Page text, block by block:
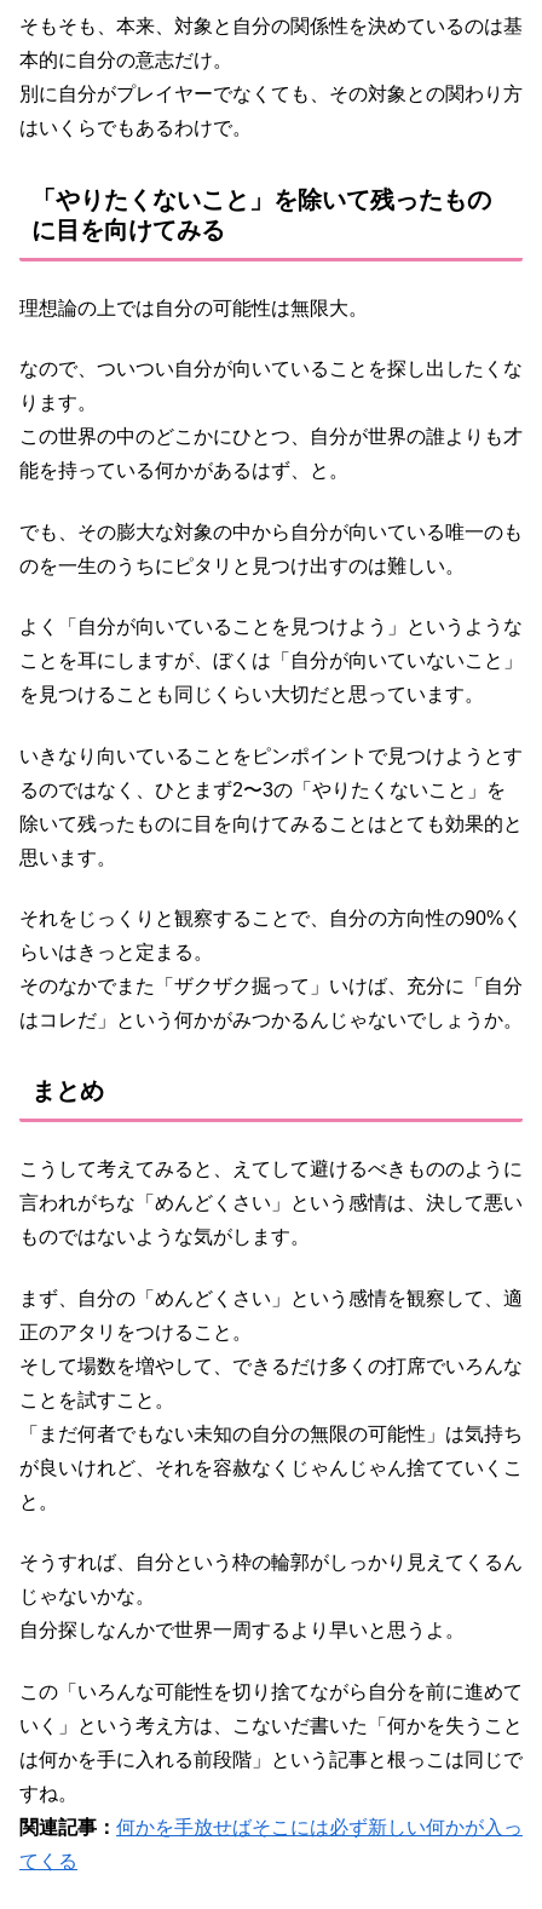
そもそも、本来、対象と自分の関係性を決めているのは基
本的に自分の意志だけ。
別に自分がプレイヤーでなくても、その対象との関わり方
はいくらでもあるわけで。
「やりたくないこと」を除いて残ったもの
に目を向けてみる
理想論の上では自分の可能性は無限大。
なので、ついつい自分が向いていることを探し出したくな
ります。
この世界の中のどこかにひとつ、自分が世界の誰よりも才
能を持っている何かがあるはず、と。
でも、その膨大な対象の中から自分が向いている唯一のも
のを一生のうちにピタリと見つけ出すのは難しい。
よく「自分が向いていることを見つけよう」というような
ことを耳にしますが、ぼくは「自分が向いていないこと」
を見つけることも同じくらい大切だと思っています。
いきなり向いていることをピンポイントで見つけようとす
るのではなく、ひとまず2〜3の「やりたくないこと」を
除いて残ったものに目を向けてみることはとても効果的と
思います。
それをじっくりと観察することで、自分の方向性の90%く
らいはきっと定まる。
そのなかでまた「ザクザク掘って」いけば、充分に「自分
はコレだ」という何かがみつかるんじゃないでしょうか。
まとめ
こうして考えてみると、えてして避けるべきもののように
言われがちな「めんどくさい」という感情は、決して悪い
ものではないような気がします。
まず、自分の「めんどくさい」という感情を観察して、適
正のアタリをつけること。
そして場数を増やして、できるだけ多くの打席でいろんな
ことを試すこと。
「まだ何者でもない未知の自分の無限の可能性」は気持ち
が良いけれど、それを容赦なくじゃんじゃん捨てていくこ
と。
そうすれば、自分という枠の輪郭がしっかり見えてくるん
じゃないかな。
自分探しなんかで世界一周するより早いと思うよ。
この「いろんな可能性を切り捨てながら自分を前に進めて
いく」という考え方は、こないだ書いた「何かを失うこと
は何かを手に入れる前段階」という記事と根っこは同じで
すね。
関連記事： 何かを手放せばそこには必ず新しい何かが入っ
てくる